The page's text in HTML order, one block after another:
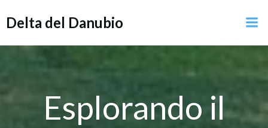
Delta del Danubio
Esplorando il